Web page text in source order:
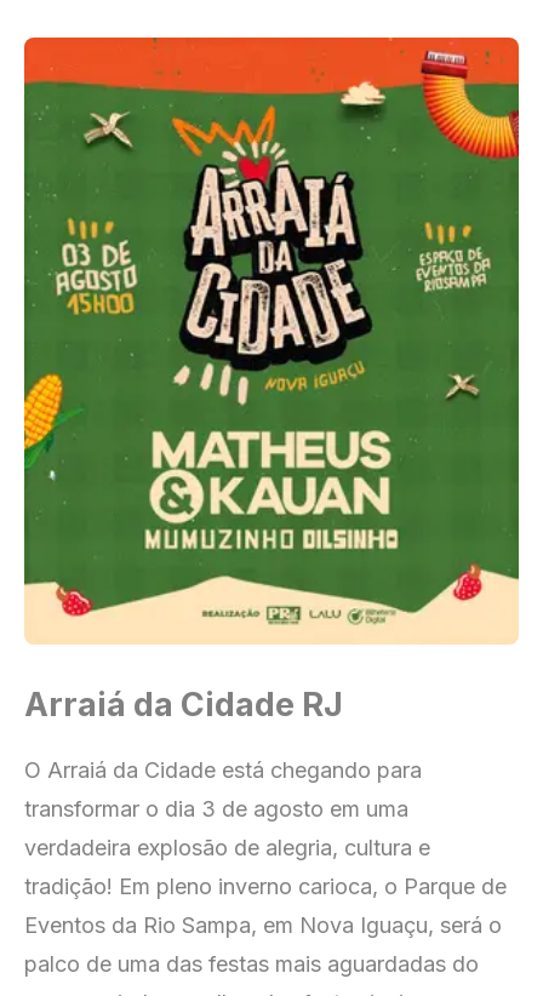
Arraiá da Cidade RJ
O Arraiá da Cidade está chegando para
transformar o dia 3 de agosto em uma
verdadeira explosão de alegria, cultura e
tradição! Em pleno inverno carioca, o Parque de
Eventos da Rio Sampa, em Nova Iguaçu, será o
palco de uma das festas mais aguardadas do